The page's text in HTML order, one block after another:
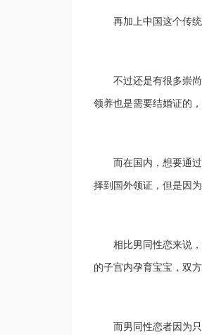
再加上中国这个传
不过还是有很多崇
领养也是需要结婚证的
而在国内，想要通
择到国外领证，但是因
相比男同性恋来说
的子宫内孕育宝宝，双
而男同性恋者因为